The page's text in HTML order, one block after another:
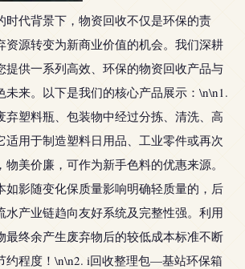
时代背景下，物资回收不仅是环保的责
资源转变为新商业价值的机会。我们深耕
提供一系列高效、环保的物资回收产品与
未来。以下是我们的核心产品展示：\n\n1.
弃塑料瓶、包装物中经过分拣、清洗、高
适用于制造塑料日用品、工业零件或再次
美价廉，可作为新手色料的优惠来源。
如影随变化保质量影响明确轻质量的，后
水产业链趋向友好系统及完整性强。利用
最终余产生废弃物后的较低成本标准不断
约程度！\n\n2. i回收整理包—基站环保箱